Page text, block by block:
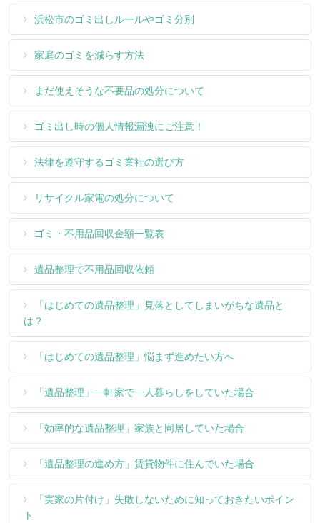
浜松市のゴミ出しルールやゴミ分別
家庭のゴミを減らす方法
まだ使えそうな不要品の処分について
ゴミ出し時の個人情報漏洩にご注意！
法律を遵守するゴミ業社の選び方
リサイクル家電の処分について
ゴミ・不用品回収金額一覧表
遺品整理で不用品回収依頼
「はじめての遺品整理」見落としてしまいがちな遺品と
は？
「はじめての遺品整理」悩まず進めたい方へ
「遺品整理」一軒家で一人暮らしをしていた場合
「効率的な遺品整理」家族と同居していた場合
「遺品整理の進め方」賃貸物件に住んでいた場合
「実家の片付け」失敗しないために知っておきたいポイン
ト